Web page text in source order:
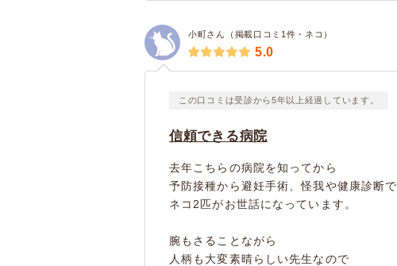
小町さん（掲載口コミ1件・ネコ）
5.0
この口コミは受診から5年以上経過しています。
信頼できる病院
去年こちらの病院を知ってから
予防接種から避妊手術、怪我や健康診断で
ネコ2匹がお世話になっています。
腕もさることながら
人柄も大変素晴らしい先生なので